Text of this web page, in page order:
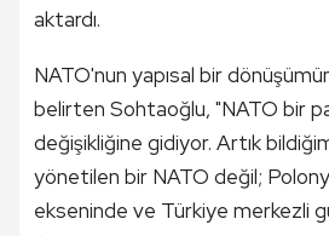
aktardı.
NATO'nun yapısal bir
belirten Sohtaoğlu, "NATO bir
değişikliğine gidiyor. Artık
yönetilen bir NATO değil;
ekseninde ve Türkiye merkezli